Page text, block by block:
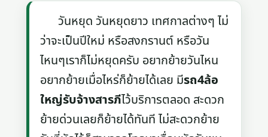
วันหยุด วันหยุดยาว เทศกาลต่างๆ ไม่
ว่าจะเป็นปีใหม่ หรือสงกรานต์ หรือวัน
ไหนๆเราก็ไม่หยุดครับ อยากย้ายวันไหน
อยากย้ายเมื่อไหร่ก็ย้ายได้เลย มีรถ4ล้อ
ใหญ่รับจ้างสารภีไว้บริการตลอด สะดวก
ย้ายด่วนเลยก็ย้ายได้ทันที ไม่สะดวกย้าย